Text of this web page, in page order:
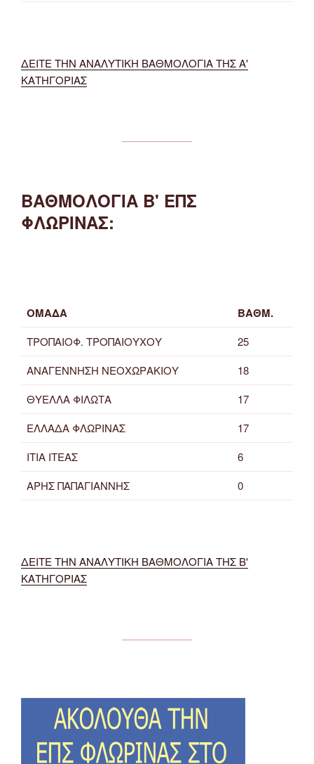
ΔΕΙΤΕ ΤΗΝ ΑΝΑΛΥΤΙΚΗ ΒΑΘΜΟΛΟΓΙΑ ΤΗΣ Α'
ΚΑΤΗΓΟΡΙΑΣ
ΒΑΘΜΟΛΟΓΙΑ Β' ΕΠΣ
ΦΛΩΡΙΝΑΣ:
ΟΜΑΔΑ ΒΑΘΜ.
ΤΡΟΠΑΙΟΦ. ΤΡΟΠΑΙΟΥΧΟΥ
25
ΑΝΑΓΕΝΝΗΣΗ ΝΕΟΧΩΡΑΚΙΟΥ
18
ΘΥΕΛΛΑ ΦΙΛΩΤΑ
17
ΕΛΛΑΔΑ ΦΛΩΡΙΝΑΣ
17
ΙΤΙΑ ΙΤΕΑΣ
6
ΑΡΗΣ ΠΑΠΑΓΙΑΝΝΗΣ
0
ΔΕΙΤΕ ΤΗΝ ΑΝΑΛΥΤΙΚΗ ΒΑΘΜΟΛΟΓΙΑ ΤΗΣ Β'
ΚΑΤΗΓΟΡΙΑΣ